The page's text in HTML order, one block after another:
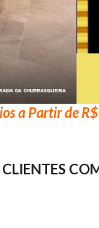
a Partir de